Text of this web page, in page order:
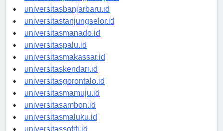
universitaspalangkaraya.id
universitasbanjarbaru.id
universitastanjungselor.id
universitasmanado.id
universitaspalu.id
universitasmakassar.id
universitaskendari.id
universitasgorontalo.id
universitasmamuju.id
universitasambon.id
universitasmaluku.id